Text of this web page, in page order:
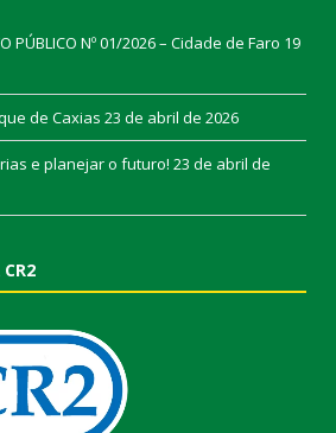
PÚBLICO Nº 01/2026 – Cidade de Faro 19
de Caxias 23 de abril de 2026
e planejar o futuro! 23 de abril de